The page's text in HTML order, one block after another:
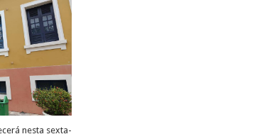
nesta sexta-